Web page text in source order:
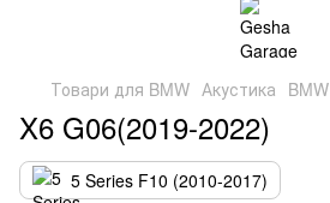
Товари для BMW Акустика BMW
X6 G06(2019-2022)
5 Series F10 (2010-2017)